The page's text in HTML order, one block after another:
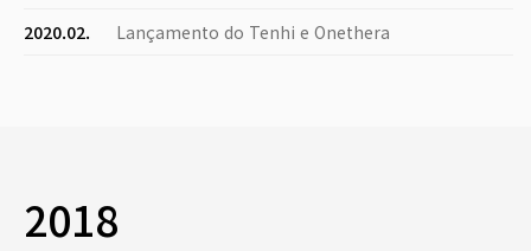
2020.02.
Lançamento do Tenhi e Onethera
2018